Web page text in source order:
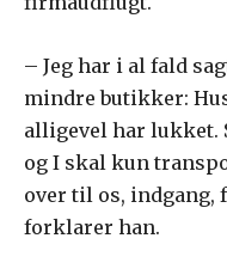
– Jeg har i al fald
mindre butikker:
alligevel har lukket.
og I skal kun
over til os, indgang,
forklarer han.